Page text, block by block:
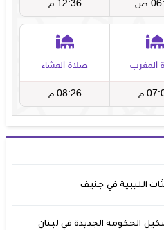
الليبية في جنيف
الحكومة الجديدة في لبنان